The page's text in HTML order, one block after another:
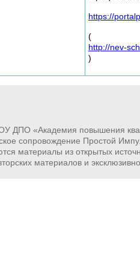
https://
(
http://nev-
)
ДПО «Академия повышения
сопровождение Простой
материалы из открытых
материалов и